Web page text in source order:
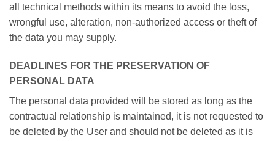
all technical methods within its means to avoid the loss,
wrongful use, alteration, non-authorized access or theft of
the data you may supply.
DEADLINES FOR THE PRESERVATION OF
PERSONAL DATA
The personal data provided will be stored as long as the
contractual relationship is maintained, it is not requested to
be deleted by the User and should not be deleted as it is